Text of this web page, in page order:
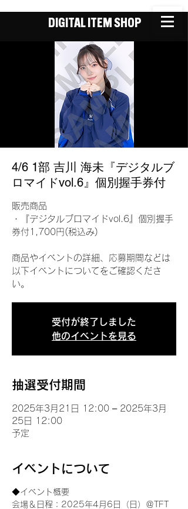
DIGITAL ITEM SHOP
4/6 1部 吉川 海未『デジタルブ
ロマイドvol.6』個別握手券付
販売商品
・『デジタルブロマイドvol.6』個別握手
券付1,700円(税込み)
商品やイベントの詳細、応募期間などは
以下イベントについてをご確認くださ
い。
受付が終了しました
他のイベントを見る
抽選受付期間
2025年3月21日 12:00 – 2025年3月
25日 12:00
予定
イベントについて
◆イベント概要
会場＆日程：2025年4月6日（日）＠TFT